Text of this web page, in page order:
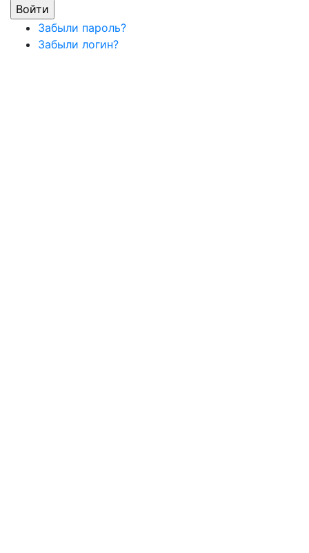
Забыли пароль?
Забыли логин?